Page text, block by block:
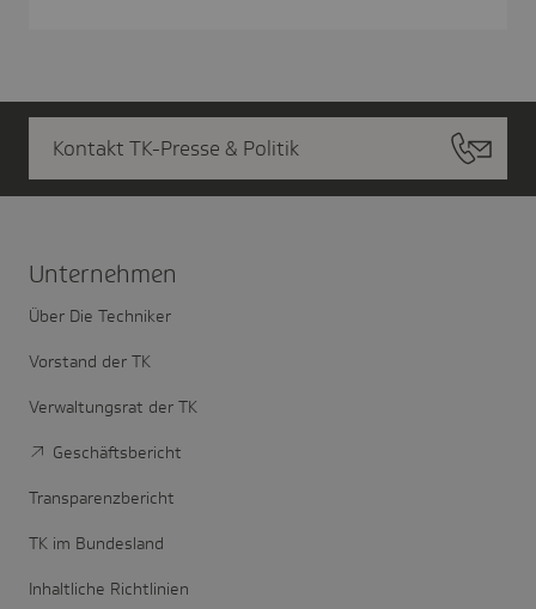
Kontakt TK-Presse & Politik
Unter­nehmen
Über Die Techniker
Vorstand der TK
Verwaltungsrat der TK
Geschäftsbericht
Transparenzbericht
TK im Bundesland
Inhaltliche Richtlinien